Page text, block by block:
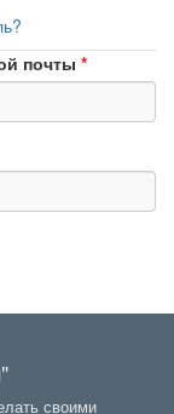
почты *
своими